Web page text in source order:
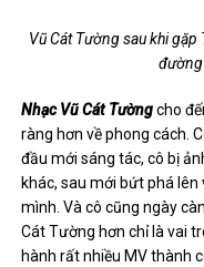
Vũ Cát Tường sau khi
đường
Nhạc Vũ Cát Tườngcho
ràng hơn về phong cách.
đầu mới sáng tác, cô bị
khác, sau mới bứt phá
mình. Và cô cũng ngày
Cát Tường hơn chỉ là vai
hành rất nhiều MV thành